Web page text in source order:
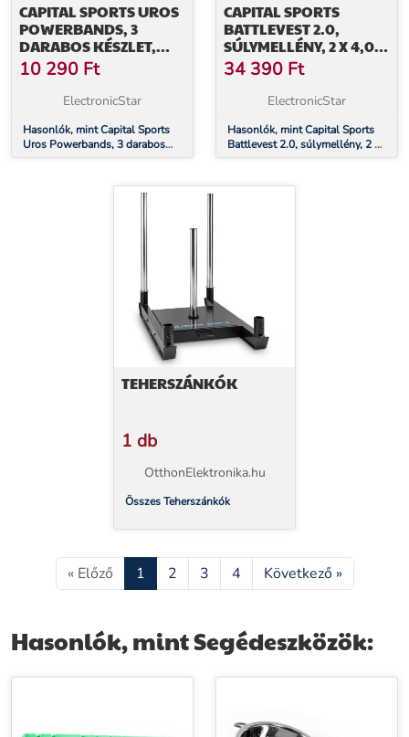
CAPITAL SPORTS UROS
POWERBANDS, 3
DARABOS KÉSZLET,
FITNESZ GUMISZALAG,
ERŐSÍTŐ GUMISZALAG,
100% LATEX
10 290 Ft
ElectronicStar
Hasonlók, mint Capital Sports
Uros Powerbands, 3 darabos
készlet, fitnesz gumiszalag,
CAPITAL SPORTS
BATTLEVEST 2.0,
SÚLYMELLÉNY, 2 X 4,0
KG SÚLY, OLÍVAZÖLD
34 390 Ft
ElectronicStar
Hasonlók, mint Capital Sports
Battlevest 2.0, súlymellény, 2 x
4,0 kg súly, olívazöld
TEHERSZÁNKÓK
1 db
OtthonElektronika.hu
Összes Teherszánkók
« Előző 1 2 3 4 Következő »
Hasonlók, mint Segédeszközök: